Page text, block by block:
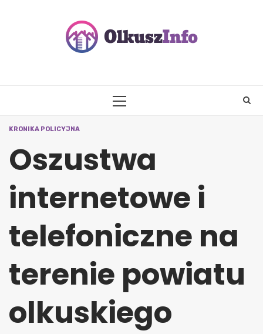
PRIMARY
KRONIKA POLICYJNA
Oszustwa
internetowe i
telefoniczne na
terenie powiatu
olkuskiego